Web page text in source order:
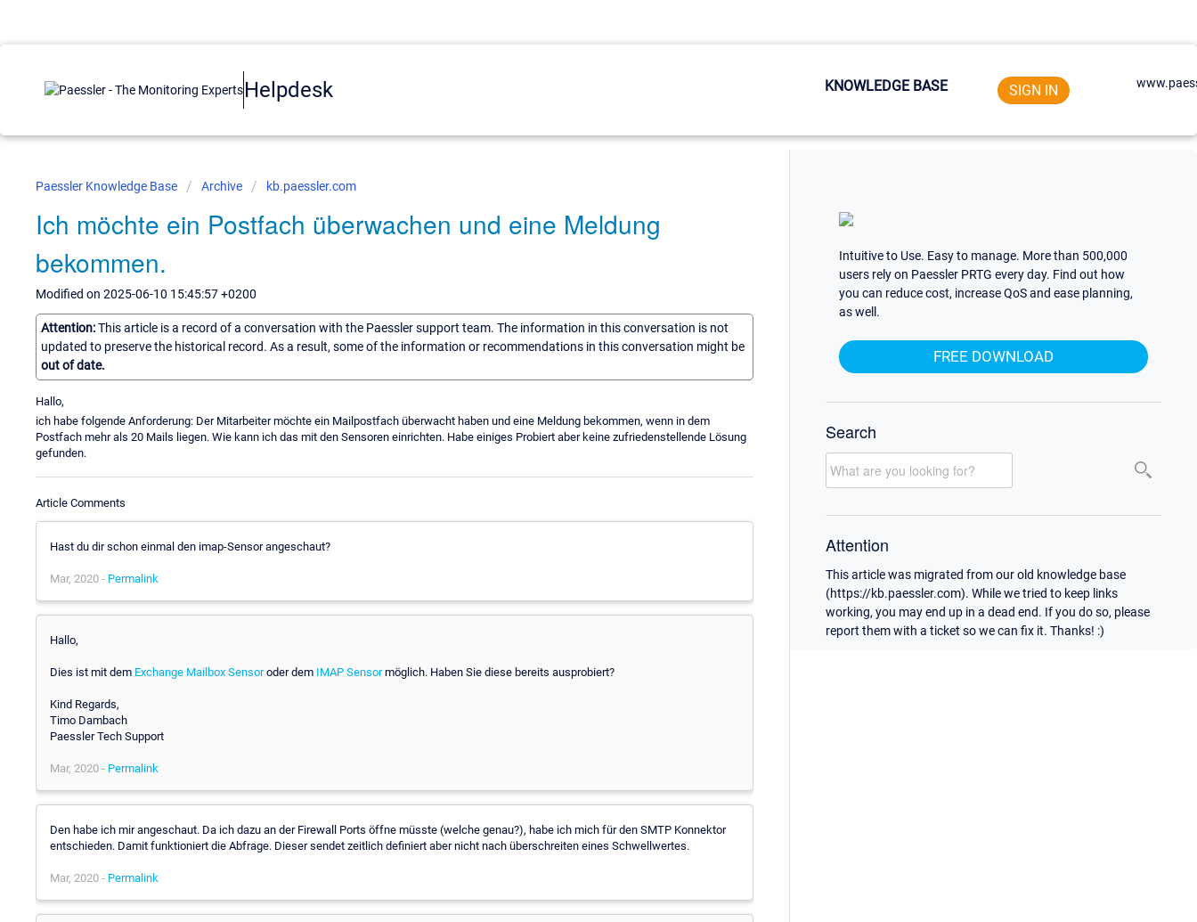
Helpdesk KNOWLEDGE BASE SIGN IN
Paessler Knowledge Base Archive kb.paessler.com
Ich möchte ein Postfach überwachen und eine Meldung
bekommen.
Modified on 2025-06-10 15:45:57 +0200
Attention:This article is a record of a conversation with the Paessler support team. The information in this conversation is not
updated to preserve the historical record. As a result, some of the information or recommendations in this conversation might be
out of date.
Hallo,
ich habe folgende Anforderung: Der Mitarbeiter möchte ein Mailpostfach überwacht haben und eine Meldung bekommen, wenn in dem
Postfach mehr als 20 Mails liegen. Wie kann ich das mit den Sensoren einrichten. Habe einiges Probiert aber keine zufriedenstellende Lösung
gefunden.
Article Comments
Hast du dir schon einmal den imap-Sensor angeschaut?
Mar, 2020 - Permalink
Hallo,
Dies ist mit dem Exchange Mailbox Sensoroder dem IMAP Sensormöglich. Haben Sie diese bereits ausprobiert?
Kind Regards,
Timo Dambach
Paessler Tech Support
Mar, 2020 - Permalink
Den habe ich mir angeschaut. Da ich dazu an der Firewall Ports öffne müsste (welche genau?), habe ich mich für den SMTP Konnektor
entschieden. Damit funktioniert die Abfrage. Dieser sendet zeitlich definiert aber nicht nach überschreiten eines Schwellwertes.
Mar, 2020 - Permalink
Intuitive to Use. Easy to manage. More than 500,000
users rely on Paessler PRTG every day. Find out how
you can reduce cost, increase QoS and ease planning,
as well.
FREE DOWNLOAD
Search
Attention
This article was migrated from our old knowledge base
(https://kb.paessler.com). While we tried to keep links
working, you may end up in a dead end. If you do so, please
report them with a ticket so we can fix it. Thanks! :)